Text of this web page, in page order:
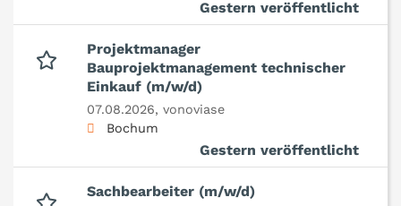
Gestern veröffentlicht
Projektmanager
Bauprojektmanagement technischer
Einkauf (m/w/d)
07.08.2026, vonoviase
Bochum
Gestern veröffentlicht
Sachbearbeiter (m/w/d)